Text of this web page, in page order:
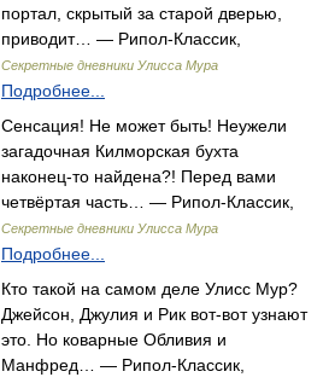
портал, скрытый за старой дверью,
приводит… — Рипол-Классик,
Секретные дневники Улисса Мура
Подробнее...
Сенсация! Не может быть! Неужели
загадочная Килморская бухта
наконец-то найдена?! Перед вами
четвёртая часть… — Рипол-Классик,
Секретные дневники Улисса Мура
Подробнее...
Кто такой на самом деле Улисс Мур?
Джейсон, Джулия и Рик вот-вот узнают
это. Но коварные Обливия и
Манфред… — Рипол-Классик,